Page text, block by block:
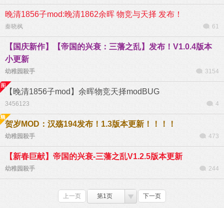
晚清1856子mod:晚清1862余晖 物竞与天择 发布！
秦晓枫 61
【国庆新作】【帝国的兴衰：三藩之乱】发布！V1.0.4版本
小更新
幼稚园殺手 3154
【晚清1856子mod】余晖物竞天择modBUG
3456123 4
贺岁MOD：汉殇194发布！1.3版本更新！！！！
幼稚园殺手 473
【新春巨献】帝国的兴衰-三藩之乱V1.2.5版本更新
幼稚园殺手 244
上一页 第1页 下一页